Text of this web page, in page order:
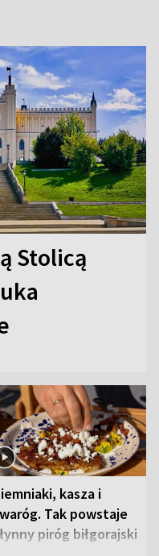
Stolicą
kasza i
Tak powstaje
piróg biłgorajski